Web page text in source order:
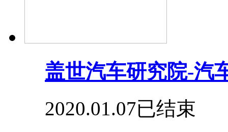
盖世汽车研究院-汽
2020.01.07已结束